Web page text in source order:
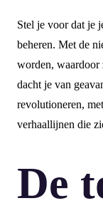
Stel je voor dat je
beheren. Met de
worden, waardoor
dacht je van
revolutioneren,
verhaallijnen die
De